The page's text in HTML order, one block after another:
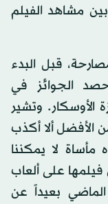
مشاهد الفيلم
قبل البدء
الجوائز في
الأوسكار. وتشير
الأفضل ألا أكذب
لا يمكننا
على ألعاب
بعيداً عن